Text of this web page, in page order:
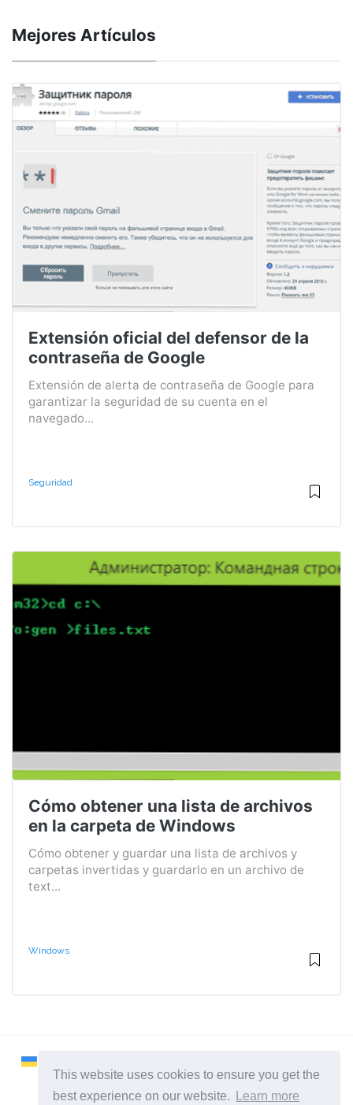
This website uses cookies to ensure you get the
best experience on our website.
Learn more
Mejores Artículos
Extensión oficial del defensor de la
contraseña de Google
Extensión de alerta de contraseña de Google para
garantizar la seguridad de su cuenta en el
navegado...
Seguridad
Cómo obtener una lista de archivos
en la carpeta de Windows
Cómo obtener y guardar una lista de archivos y
carpetas invertidas y guardarlo en un archivo de
text...
Windows